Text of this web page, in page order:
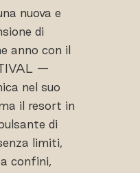
nuova e
di
anno con il
—
nel suo
il resort in
di
limiti,
confini,